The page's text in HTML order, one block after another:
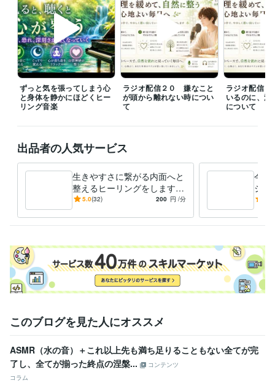
そんな心境の中で長い間過ごしていた期間もありました。こんな苦しみ
の時間を過ごすために生まれてきたなんて絶対に許せないと感じていま
した。
ある時に気持ちが晴れる大きな癒しと許しを体感することになりました
が、そこから人生の体験、社会に対する憎しみや蟠りが解けていくよう
な許しと癒しに自然と関心が向かうようになりました。
対人恐怖症、鬱病、心の病、引きこもり、アダルトチルドレン、生き辛
さ、人間不信、友人無し、恋人無し、パートナシップへの苦手意識、自
リチュアル、エンカウンターグループなどの経験、話題は馴染み深いと
営業 / インサイドセールス・内勤営業 経験年数 : 2年
営業 / 営業支援・プリセールス 経験年数 : 2年
物流・購買 / ロジスティクス（物流）
ライフスタイル・その他 / カウンセラー・コーチ 経験年数 : 4年
受賞歴
ほらふきスピーチコンテスト 準優勝 講演会
レギュラーランク昇格
シルバーランク昇格 ゴールドランク昇格
資格・検定
普通自動車第一種運転免許 取得年 : 2008年
Excel:4年Google サイト:3年Google ドキュメント:3年Word:4年
PowerDirector:2年Cubase:5年OBS Studio:1年
ずっと気を張ってしまう心
と身体を静かにほどくヒー
リング音楽
ラジオ配信２０ 嫌なこと
が頭から離れない時につい
て
ラジオ配信
いるのに、満
について
出品者の人気サービス
生きやすさに繋がる内面へと
整えるヒーリングをします
生き辛さの原因となる内側の
す
5.0(32) 200 円 /分
今の
ジ、
今、
方へ
このブログを見た人にオススメ
ASMR（水の音）＋これ以上先も満ち足りることもない全てが完
了し、全てが揃った終点の涅槃...
コンテンツ
コラム